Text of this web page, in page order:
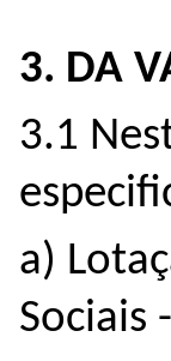
3. DA
3.1
a)
Sociais